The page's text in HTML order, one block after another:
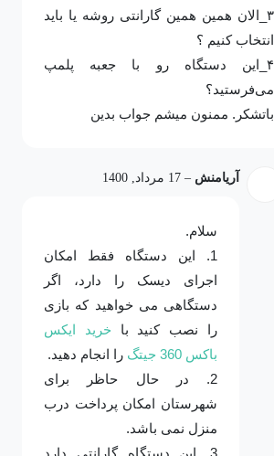
۳_الان همین همین گارانتی روشه یا باید
انتخاب کنیم ؟
۴_این دستگاه رو با جعبه پلمپ
می‌فرستید؟
باتشکر. ممنون میشم جواب بدین
آریامنش – 17 مرداد, 1400
سلام.
1. این دستگاه فقط امکان
اجرای دیسک را دارد، اگر
دستگاهی می خواهید که بازی
را نصب کنید با خرید ایکس
باکس 360 جیتگ
را انجام دهید.
2. در حال حاظر برای
شهرستان امکان پرداخت درب
منزل نمی باشد.